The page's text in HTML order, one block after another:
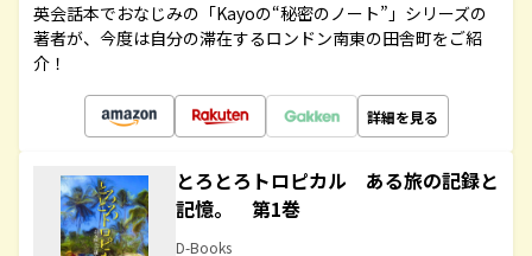
英会話本でおなじみの「Kayoの“秘密のノート”」シリーズの
著者が、今度は自分の滞在するロンドン南東の田舎町をご紹
介！
詳細を見る
とろとろトロピカル ある旅の記録と
記憶。 第1巻
D-Books